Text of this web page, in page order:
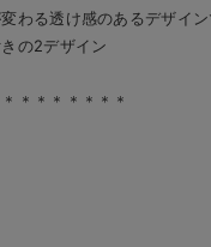
わる透け感のあるデザイン
の2デザイン
＊＊＊＊＊＊＊